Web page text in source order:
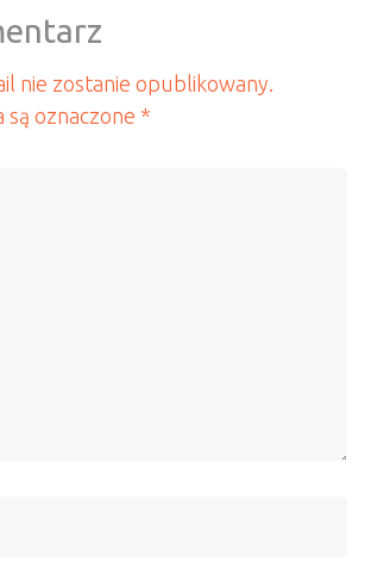
nie zostanie opublikowany.
oznaczone *